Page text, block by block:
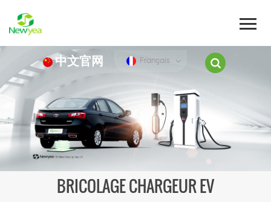
中文官网 Français
BRICOLAGE CHARGEUR EV